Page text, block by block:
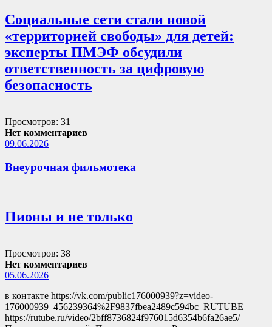
Социальные сети стали новой
«территорией свободы» для детей:
эксперты ПМЭФ обсудили
ответственность за цифровую
безопасность
Просмотров: 31
Нет комментариев
09.06.2026
Внеурочная фильмотека
Пионы и не только
Просмотров: 38
Нет комментариев
05.06.2026
в контакте https://vk.com/public176000939?z=video-
176000939_456239364%2F9837fbea2489c594bc RUTUBE
https://rutube.ru/video/2bff8736824f976015d6354b6fa26ae5/